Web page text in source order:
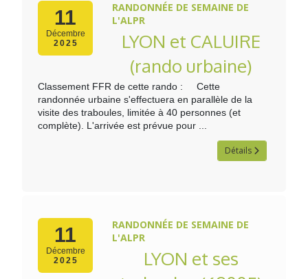
11
Décembre
2025
RANDONNÉE DE SEMAINE DE
L'ALPR
LYON et CALUIRE
(rando urbaine)
Classement FFR de cette rando : Cette
randonnée urbaine s'effectuera en parallèle de la
visite des traboules, limitée à 40 personnes (et
complète). L'arrivée est prévue pour ...
Détails
11
Décembre
2025
RANDONNÉE DE SEMAINE DE
L'ALPR
LYON et ses